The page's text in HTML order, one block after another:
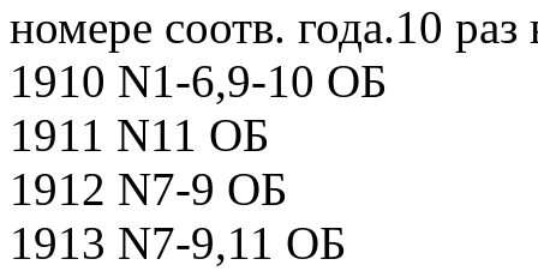
номере соотв. года.10 раз
1910 N1-6,9-10 ОБ
1911 N11 ОБ
1912 N7-9 ОБ
1913 N7-9,11 ОБ